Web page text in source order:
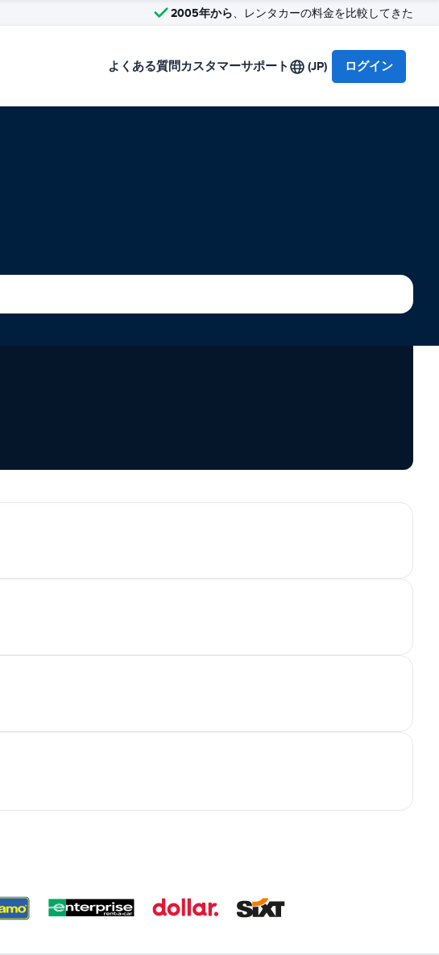
2005年から、レンタカーの料金を比較してきた
よくある質問カスタマーサポート (JP) ログイン